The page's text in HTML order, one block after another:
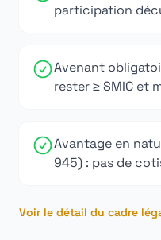
participation
Avenant
rester ≥ SMIC et
Avantage en
945) : pas de
Voir le détail du cadre